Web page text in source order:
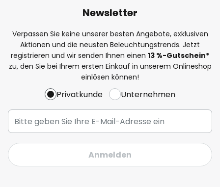
Newsletter
Verpassen Sie keine unserer besten Angebote, exklusiven
Aktionen und die neusten Beleuchtungstrends. Jetzt
registrieren und wir senden Ihnen einen 13 %-Gutschein*
zu, den Sie bei Ihrem ersten Einkauf in unserem Onlineshop
einlösen können!
Privatkunde Unternehmen
Anmelden